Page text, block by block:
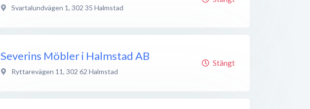
Svartalundvägen 1, 302 35 Halmstad
Severins Möbler i Halmstad AB
Ryttarevägen 11, 302 62 Halmstad
Stängt